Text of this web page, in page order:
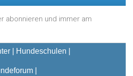
abonnieren und immer am
Hundeschulen